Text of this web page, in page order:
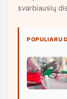
svarbiausių
POPULIARU